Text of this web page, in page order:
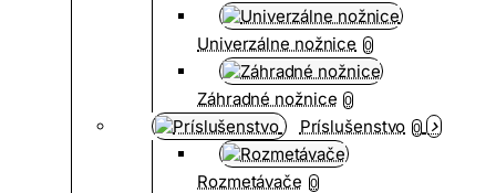
Univerzálne nožnice 0
Záhradné nožnice 0
Príslušenstvo 0
Rozmetávače 0